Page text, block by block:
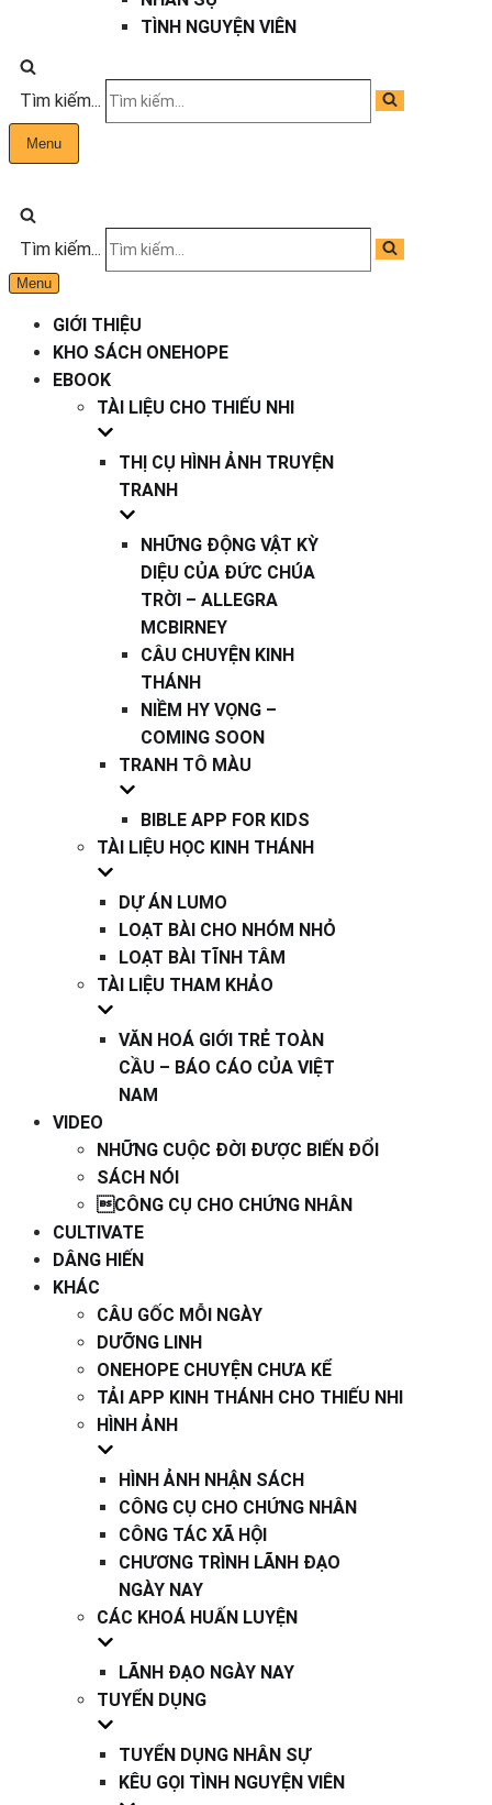
TÌNH NGUYỆN VIÊN
Tìm kiếm...
Menu
Tìm kiếm...
Menu
GIỚI THIỆU
KHO SÁCH ONEHOPE
EBOOK
TÀI LIỆU CHO THIẾU NHI
THỊ CỤ HÌNH ẢNH TRUYỆN
TRANH
NHỮNG ĐỘNG VẬT KỲ
DIỆU CỦA ĐỨC CHÚA
TRỜI – ALLEGRA
MCBIRNEY
CÂU CHUYỆN KINH
THÁNH
NIỀM HY VỌNG –
COMING SOON
TRANH TÔ MÀU
BIBLE APP FOR KIDS
TÀI LIỆU HỌC KINH THÁNH
DỰ ÁN LUMO
LOẠT BÀI CHO NHÓM NHỎ
LOẠT BÀI TĨNH TÂM
TÀI LIỆU THAM KHẢO
VĂN HOÁ GIỚI TRẺ TOÀN
CẦU – BÁO CÁO CỦA VIỆT
NAM
VIDEO
NHỮNG CUỘC ĐỜI ĐƯỢC BIẾN ĐỔI
SÁCH NÓI
CÔNG CỤ CHO CHỨNG NHÂN
CULTIVATE
DÂNG HIẾN
KHÁC
CÂU GỐC MỖI NGÀY
DƯỠNG LINH
ONEHOPE CHUYỆN CHƯA KỂ
TẢI APP KINH THÁNH CHO THIẾU NHI
HÌNH ẢNH
HÌNH ẢNH NHẬN SÁCH
CÔNG CỤ CHO CHỨNG NHÂN
CÔNG TÁC XÃ HỘI
CHƯƠNG TRÌNH LÃNH ĐẠO
NGÀY NAY
CÁC KHOÁ HUẤN LUYỆN
LÃNH ĐẠO NGÀY NAY
TUYỂN DỤNG
TUYỂN DỤNG NHÂN SỰ
KÊU GỌI TÌNH NGUYỆN VIÊN